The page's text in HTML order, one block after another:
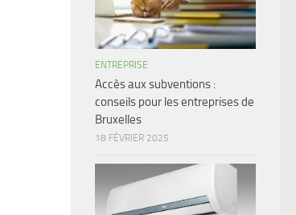
ENTREPRISE
Accès aux subventions :
conseils pour les entreprises de
Bruxelles
18 FÉVRIER 2025